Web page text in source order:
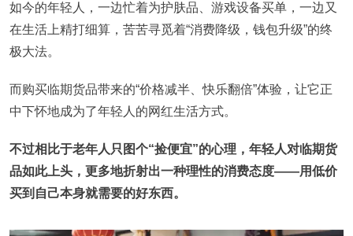
如今的年轻人，一边忙着为护肤品、游戏设备买单，一边又
在生活上精打细算，苦苦寻觅着“消费降级，钱包升级”的终
极大法。
而购买临期货品带来的“价格减半、快乐翻倍”体验，让它正
中下怀地成为了年轻人的网红生活方式。
不过相比于老年人只图个“捡便宜”的心理，年轻人对临期货
品如此上头，更多地折射出一种理性的消费态度——用低价
买到自己本身就需要的好东西。